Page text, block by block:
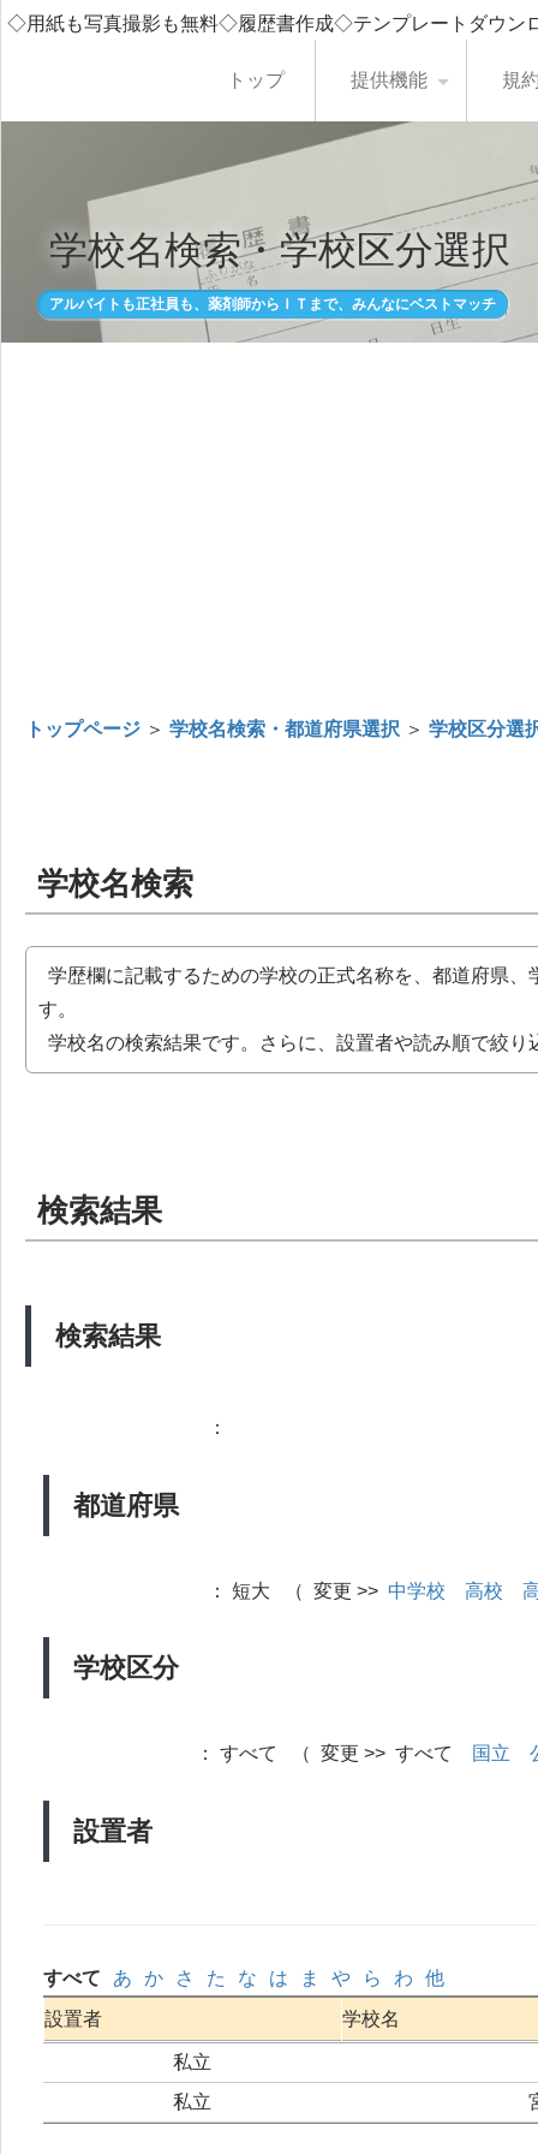
◇用紙も写真撮影も無料◇履歴書作成◇テンプレートダウ
トップ 提供機能 規
学校名検索・学校区分選択
アルバイトも正社員も、薬剤師からＩＴまで、みんなにベストマッチ
トップページ ＞ 学校名検索・都道府県選択 ＞ 学校区分選
学校名検索
学歴欄に記載するための学校の正式名称を、都道府県
す。
学校名の検索結果です。さらに、設置者や読み順で絞り
検索結果
検索結果
都道府県
：
学校区分
： 短大 （ 変更 >> 中学校 高校
設置者
： すべて （ 変更 >> すべて 国立
すべて あ か さ た な は ま や ら わ
他
設置者
学校名
私立
私立